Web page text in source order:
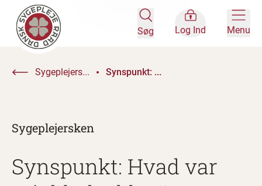
Søg Log Ind Menu
Sygeplejers... Synspunkt: ...
Sygeplejersken
Synspunkt: Hvad var